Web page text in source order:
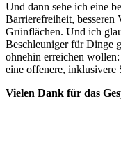
Und dann sehe ich eine
Barrierefreiheit, besseren
Grünflächen. Und ich
Beschleuniger für Dinge
ohnehin erreichen
eine offenere, inklusivere
Vielen Dank für das